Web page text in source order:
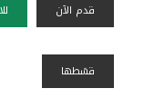
قدم الآن
قسًطها